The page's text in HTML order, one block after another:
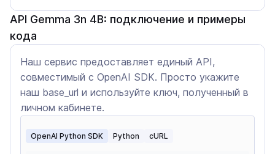
API Gemma 3n 4B: подключение и примеры
кода
Наш сервис предоставляет единый API,
совместимый с OpenAI SDK. Просто укажите
наш base_url и используйте ключ, полученный в
личном кабинете.
OpenAI Python SDK Python cURL